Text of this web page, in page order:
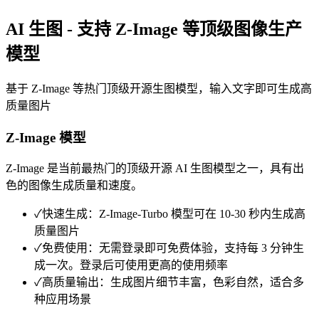
AI 生图 - 支持 Z-Image 等顶级图像生产
模型
基于 Z-Image 等热门顶级开源生图模型，输入文字即可生成高
质量图片
Z-Image 模型
Z-Image 是当前最热门的顶级开源 AI 生图模型之一，具有出
色的图像生成质量和速度。
✓快速生成：Z-Image-Turbo 模型可在 10-30 秒内生成高
质量图片
✓免费使用：无需登录即可免费体验，支持每 3 分钟生
成一次。登录后可使用更高的使用频率
✓高质量输出：生成图片细节丰富，色彩自然，适合多
种应用场景